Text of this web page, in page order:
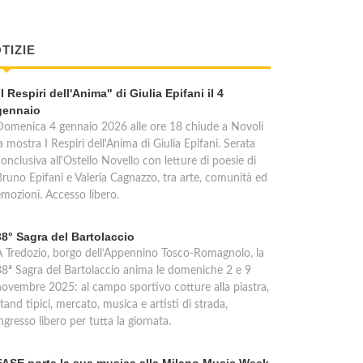
Respiri dell'Anima" di Giulia Epifani il 4
4 gennaio 2026 alle ore 18 chiude a Novoli
mostra I Respiri dell'Anima di Giulia Epifani. Serata
all'Ostello Novello con letture di poesie di
Epifani e Valeria Cagnazzo, tra arte, comunità ed
Accesso libero.
Sagra del Bartolaccio
Tredozio, borgo dell’Appennino Tosco-Romagnolo, la
Sagra del Bartolaccio anima le domeniche 2 e 9
2025: al campo sportivo cotture alla piastra,
tipici, mercato, musica e artisti di strada,
libero per tutta la giornata.